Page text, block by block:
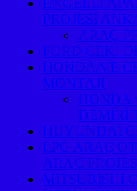
ENGELLİ
PROJESİ
ARAÇ
FORD ÇEKİ
HONDA/VE
MONTAJI
HONDA
DEMİRİ
HUYUNDAİ
LPG ARAÇ
ARAÇ
MITSUBISHI